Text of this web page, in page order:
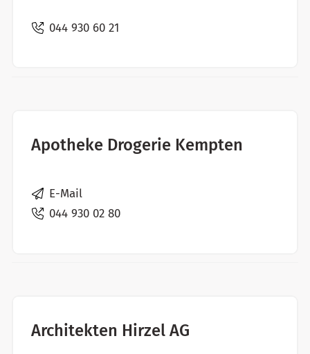
044 930 60 21
Apotheke Drogerie Kempten
E-Mail
044 930 02 80
Architekten Hirzel AG